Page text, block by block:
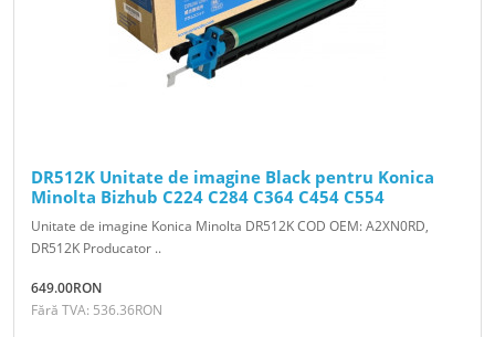
DR512K Unitate de imagine Black pentru Konica
Minolta Bizhub C224 C284 C364 C454 C554
Unitate de imagine Konica Minolta DR512K COD OEM: A2XN0RD,
DR512K Producator ..
649.00RON
Fără TVA: 536.36RON